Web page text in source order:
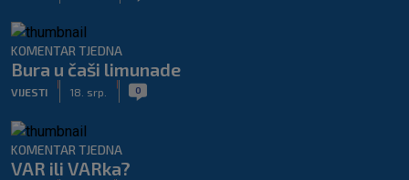
KOMENTAR TJEDNA
Bura u čaši limunade
VIJESTI 18. srp. 0
KOMENTAR TJEDNA
VAR ili VARka?